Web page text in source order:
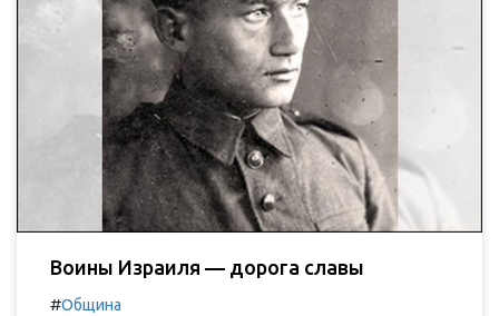
Воины Израиля — дорога славы
#Община